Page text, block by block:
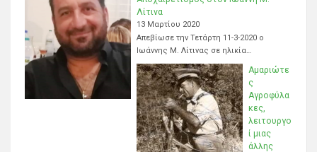
Λίτινα
13 Μαρτίου 2020
Απεβίωσε την Τετάρτη 11-3-2020 ο
Ιωάννης Μ. Λίτινας σε ηλικία…
Αμαριώτε
ς
Αγροφύλα
κες,
λειτουργο
ί μιας
άλλης